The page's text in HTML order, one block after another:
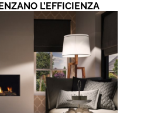
L’EFFICIENZA